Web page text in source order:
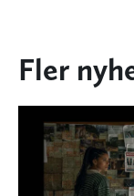
Fler